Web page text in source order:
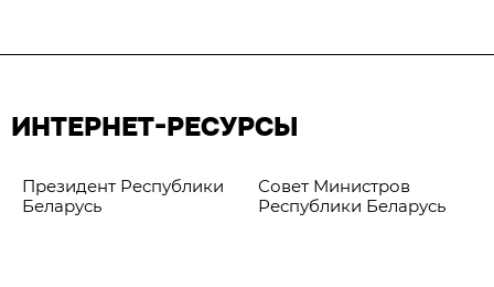
ИНТЕРНЕТ-РЕСУРСЫ
Президент Республики
Беларусь
Совет Министров
Республики Беларусь